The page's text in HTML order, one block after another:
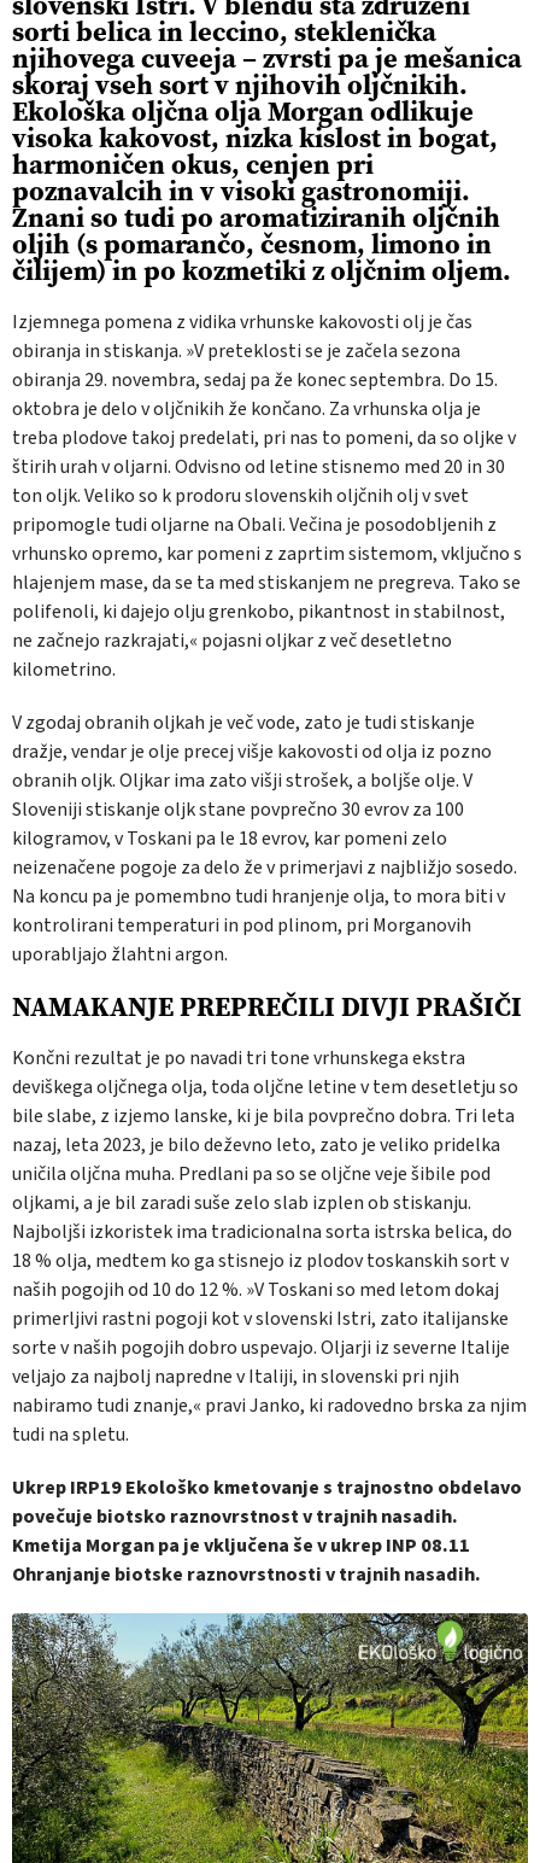
sorti belica in leccino, steklenička
njihovega cuveeja – zvrsti pa je mešanica
skoraj vseh sort v njihovih oljčnikih.
Ekološka oljčna olja Morgan odlikuje
visoka kakovost, nizka kislost in bogat,
harmoničen okus, cenjen pri
poznavalcih in v visoki gastronomiji.
Znani so tudi po aromatiziranih oljčnih
oljih (s pomarančo, česnom, limono in
čilijem) in po kozmetiki z oljčnim oljem.
Izjemnega pomena z vidika vrhunske kakovosti olj je čas
obiranja in stiskanja. »V preteklosti se je začela sezona
obiranja 29. novembra, sedaj pa že konec septembra. Do 15.
oktobra je delo v oljčnikih že končano. Za vrhunska olja je
treba plodove takoj predelati, pri nas to pomeni, da so oljke v
štirih urah v oljarni. Odvisno od letine stisnemo med 20 in 30
ton oljk. Veliko so k prodoru slovenskih oljčnih olj v svet
pripomogle tudi oljarne na Obali. Večina je posodobljenih z
vrhunsko opremo, kar pomeni z zaprtim sistemom, vključno s
hlajenjem mase, da se ta med stiskanjem ne pregreva. Tako se
polifenoli, ki dajejo olju grenkobo, pikantnost in stabilnost,
ne začnejo razkrajati,« pojasni oljkar z več desetletno
kilometrino.
V zgodaj obranih oljkah je več vode, zato je tudi stiskanje
dražje, vendar je olje precej višje kakovosti od olja iz pozno
obranih oljk. Oljkar ima zato višji strošek, a boljše olje. V
Sloveniji stiskanje oljk stane povprečno 30 evrov za 100
kilogramov, v Toskani pa le 18 evrov, kar pomeni zelo
neizenačene pogoje za delo že v primerjavi z najbližjo sosedo.
Na koncu pa je pomembno tudi hranjenje olja, to mora biti v
kontrolirani temperaturi in pod plinom, pri Morganovih
uporabljajo žlahtni argon.
NAMAKANJE PREPREČILI DIVJI PRAŠIČI
Končni rezultat je po navadi tri tone vrhunskega ekstra
deviškega oljčnega olja, toda oljčne letine v tem desetletju so
bile slabe, z izjemo lanske, ki je bila povprečno dobra. Tri leta
nazaj, leta 2023, je bilo deževno leto, zato je veliko pridelka
uničila oljčna muha. Predlani pa so se oljčne veje šibile pod
oljkami, a je bil zaradi suše zelo slab izplen ob stiskanju.
Najboljši izkoristek ima tradicionalna sorta istrska belica, do
18 % olja, medtem ko ga stisnejo iz plodov toskanskih sort v
naših pogojih od 10 do 12 %. »V Toskani so med letom dokaj
primerljivi rastni pogoji kot v slovenski Istri, zato italijanske
sorte v naših pogojih dobro uspevajo. Oljarji iz severne Italije
veljajo za najbolj napredne v Italiji, in slovenski pri njih
nabiramo tudi znanje,« pravi Janko, ki radovedno brska za njim
tudi na spletu.
Ukrep IRP19 Ekološko kmetovanje s trajnostno obdelavo
povečuje biotsko raznovrstnost v trajnih nasadih.
Kmetija Morgan pa je vključena še v ukrep INP 08.11
Ohranjanje biotske raznovrstnosti v trajnih nasadih.